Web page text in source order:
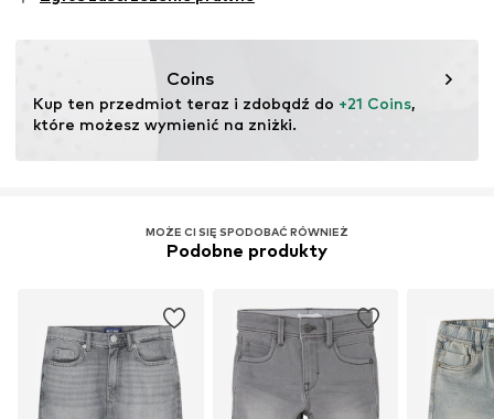
testu
Ten produkt zawiera materiały pochodzące z recyklingu
pochodzących z recyklingu może zmniejszyć
zapotrzebowanie na surowce, uniknąć odpadów i chronić
zasoby naturalne.
Coins
Kup ten przedmiot teraz i zdobądź do +21 Coins,
które możesz wymienić na zniżki.
MOŻE CI SIĘ SPODOBAĆ RÓWNIEŻ
Podobne produkty